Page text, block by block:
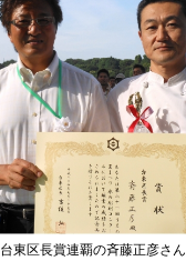
台東区長賞連覇の斉藤正彦さん